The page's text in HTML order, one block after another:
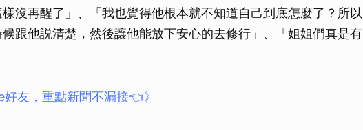
沒再醒了」、「我也覺得他根本就不知道自己到底怎麼了？所以
跟他説清楚，然後讓他能放下安心的去修行」、「姐姐們真是有
友，重點新聞不漏接👈》